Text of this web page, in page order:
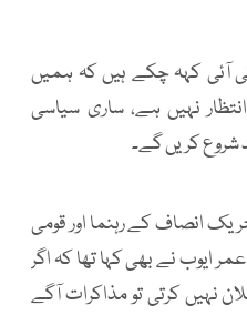
ٹی آئی کہہ چکے ہیں کہ ہمیں
نہیں ہے، ساری سیاسی
کریں گے۔
انصاف کے رہنما اور قومی
ایوب نے بھی کہا تھا کہ اگر
نہیں کرتی تو مذاکرات آگے